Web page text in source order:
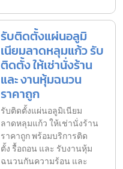
รับติดตั้งแผ่นอลูมิ
เนียมลาดหลุมแก้ว รับ
ติดตั้ง ให้เช่านั่งร้าน
และ งานหุ้มฉนวน
ราคาถูก
รับติดตั้งแผ่นอลูมิเนียม
ลาดหลุมแก้ว ให้เช่านั่งร้าน
ราคาถูก พร้อมบริการติด
ตั้ง รื้อถอน และ รับงานหุ้ม
ฉนวนกันความร้อน และ